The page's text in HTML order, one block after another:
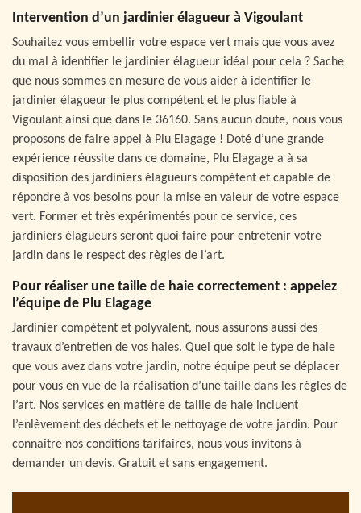
Intervention d’un jardinier élagueur à Vigoulant
Souhaitez vous embellir votre espace vert mais que vous avez
du mal à identifier le jardinier élagueur idéal pour cela ? Sache
que nous sommes en mesure de vous aider à identifier le
jardinier élagueur le plus compétent et le plus fiable à
Vigoulant ainsi que dans le 36160. Sans aucun doute, nous vous
proposons de faire appel à Plu Elagage ! Doté d’une grande
expérience réussite dans ce domaine, Plu Elagage a à sa
disposition des jardiniers élagueurs compétent et capable de
répondre à vos besoins pour la mise en valeur de votre espace
vert. Former et très expérimentés pour ce service, ces
jardiniers élagueurs seront quoi faire pour entretenir votre
jardin dans le respect des règles de l’art.
Pour réaliser une taille de haie correctement : appelez
l’équipe de Plu Elagage
Jardinier compétent et polyvalent, nous assurons aussi des
travaux d’entretien de vos haies. Quel que soit le type de haie
que vous avez dans votre jardin, notre équipe peut se déplacer
pour vous en vue de la réalisation d’une taille dans les règles de
l’art. Nos services en matière de taille de haie incluent
l’enlèvement des déchets et le nettoyage de votre jardin. Pour
connaître nos conditions tarifaires, nous vous invitons à
demander un devis. Gratuit et sans engagement.